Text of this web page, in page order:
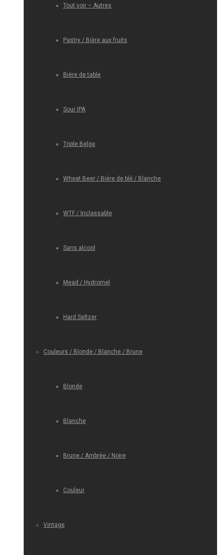
Tout voir – Autres
Pastry / Bière aux fruits
Bière de table
Sour IPA
Triple Belge
Wheat Beer / Bière de blé / Blanche
WTF / Inclassable
Sans alcool
Mead / Hydromel
Hard Seltzer
Couleurs / Blonde / Blanche / Brune
Blonde
Blanche
Brune / Ambrée / Noire
Couleur
Vintage